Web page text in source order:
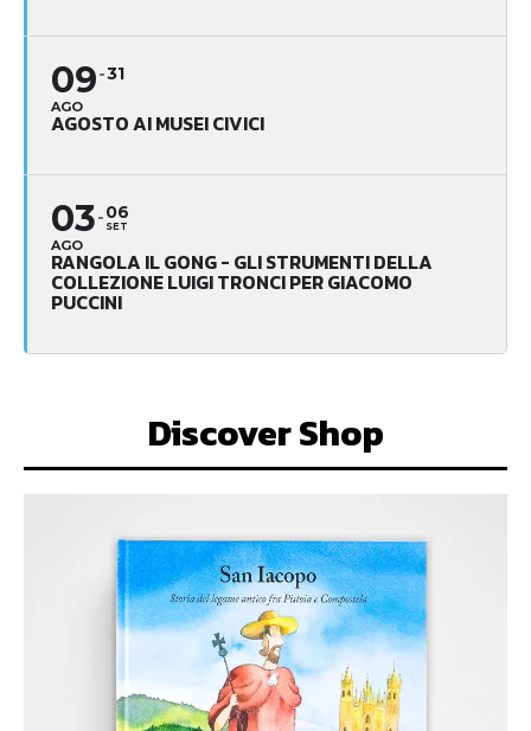
09
AGO
31
AGOSTO AI MUSEI CIVICI
03
AGO
06
SET
RANGOLA IL GONG - GLI STRUMENTI DELLA
COLLEZIONE LUIGI TRONCI PER GIACOMO
PUCCINI
Discover Shop